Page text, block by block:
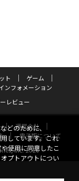
ト
ゲーム
ンフォメーション
レビュー
運営会社
電子版について
Inc. 2026
どのために、
しています。これ
使用に同意したこ
プトアウトについ